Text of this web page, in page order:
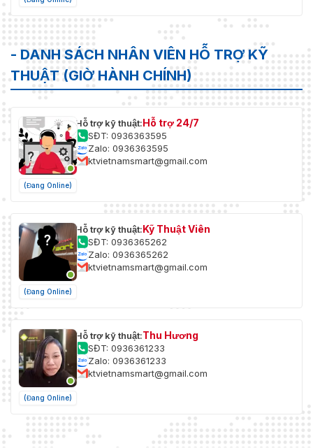
- DANH SÁCH NHÂN VIÊN HỖ TRỢ KỸ
THUẬT (GIỜ HÀNH CHÍNH)
(Đang Online)
Hỗ trợ kỹ thuật:Hỗ trợ 24/7
SĐT: 0936363595
Zalo: 0936363595
ktvietnamsmart@gmail.com
(Đang Online)
Hỗ trợ kỹ thuật:Kỹ Thuật Viên
SĐT: 0936365262
Zalo: 0936365262
ktvietnamsmart@gmail.com
(Đang Online)
Hỗ trợ kỹ thuật:Thu Hương
SĐT: 0936361233
Zalo: 0936361233
ktvietnamsmart@gmail.com